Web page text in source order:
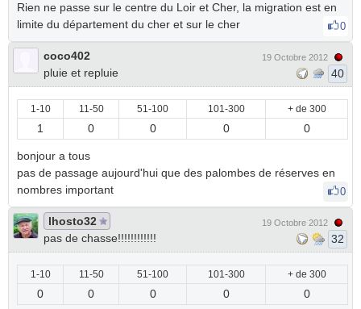
Rien ne passe sur le centre du Loir et Cher, la migration est en
limite du département du cher et sur le cher
0
coco402
pluie et repluie
19 Octobre 2012
40
1-10 11-50 51-100 101-300 + de 300
1 0 0 0 0
bonjour a tous
pas de passage aujourd'hui que des palombes de réserves en
nombres important
0
lhosto32
pas de chasse!!!!!!!!!!!!
19 Octobre 2012
32
1-10 11-50 51-100 101-300 + de 300
0 0 0 0 0